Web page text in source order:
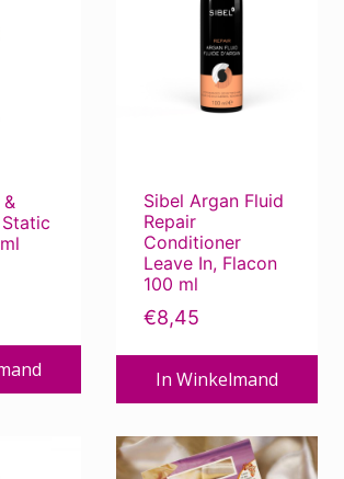
Sibel Argan Fluid
Repair
Conditioner
Leave In, Flacon
100 ml
€8,45
In Winkelmand